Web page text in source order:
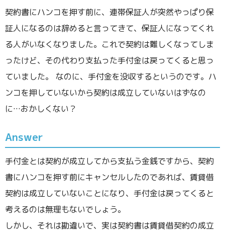
契約書にハンコを押す前に、連帯保証人が突然やっぱり保
証人になるのは辞めると言ってきて、保証人になってくれ
る人がいなくなりました。これで契約は難しくなってしま
ったけど、その代わり支払った手付金は戻ってくると思っ
ていました。 なのに、手付金を没収するというのです。ハ
ンコを押していないから契約は成立していないはずなの
に…おかしくない？
Answer
手付金とは契約が成立してから支払う金銭ですから、契約
書にハンコを押す前にキャンセルしたのであれば、賃貸借
契約は成立していないことになり、手付金は戻ってくると
考えるのは無理もないでしょう。
しかし、それは勘違いで、実は契約書は賃貸借契約の成立